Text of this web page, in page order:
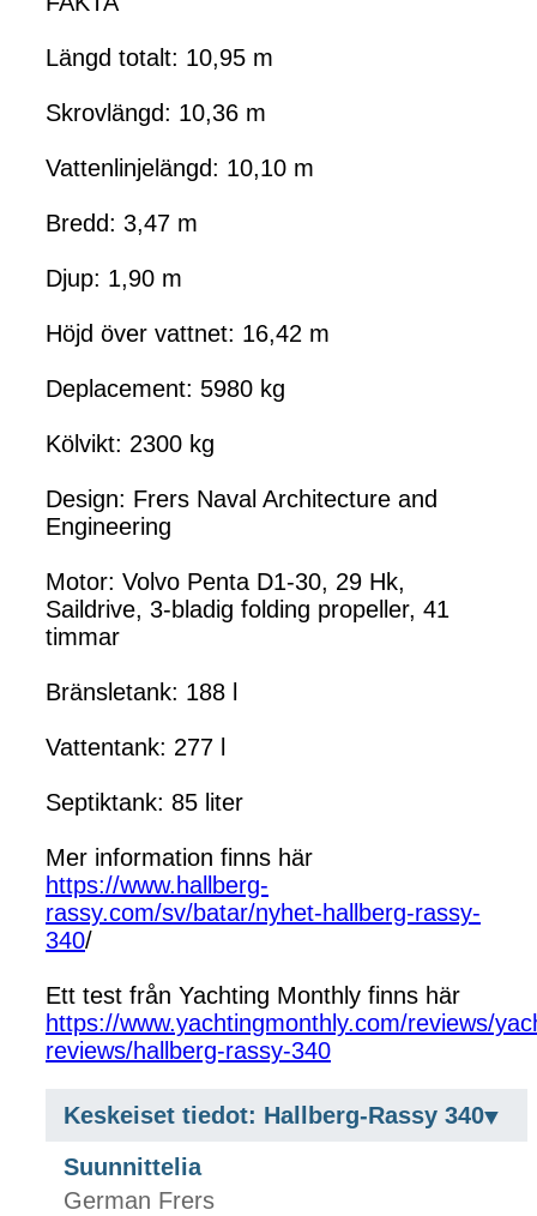
Längd totalt: 10,95 m
Skrovlängd: 10,36 m
Vattenlinjelängd: 10,10 m
Bredd: 3,47 m
Djup: 1,90 m
Höjd över vattnet: 16,42 m
Deplacement: 5980 kg
Kölvikt: 2300 kg
Design: Frers Naval Architecture and
Engineering
Motor: Volvo Penta D1-30, 29 Hk,
Saildrive, 3-bladig folding propeller, 41
timmar
Bränsletank: 188 l
Vattentank: 277 l
Septiktank: 85 liter
Mer information finns här
https://www.hallberg-
rassy.com/sv/batar/nyhet-hallberg-rassy-
340/
Ett test från Yachting Monthly finns här
https://www.yachtingmonthly.com/reviews/
reviews/hallberg-rassy-340
Keskeiset tiedot: Hallberg-Rassy 340
Suunnittelia
German Frers